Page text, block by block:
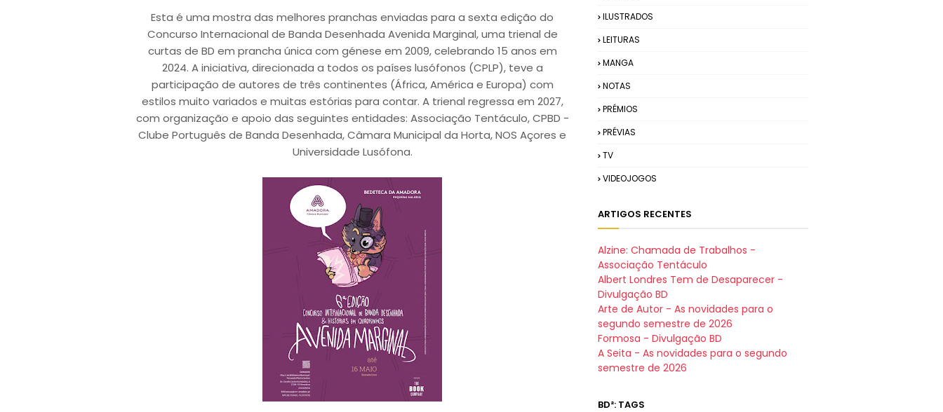
Esta é uma mostra das melhores pranchas enviadas para a sexta edição do
Concurso Internacional de Banda Desenhada Avenida Marginal, uma trienal de
curtas de BD em prancha única com génese em 2009, celebrando 15 anos em
2024. A iniciativa, direcionada a todos os países lusófonos (CPLP), teve a
participação de autores de três continentes (África, América e Europa) com
estilos muito variados e muitas estórias para contar. A trienal regressa em 2027,
com organização e apoio das seguintes entidades: Associação Tentáculo, CPBD -
Clube Português de Banda Desenhada, Câmara Municipal da Horta, NOS Açores e
Universidade Lusófona.
ILUSTRADOS
LEITURAS
MANGA
NOTAS
PRÉMIOS
PRÉVIAS
TV
VIDEOJOGOS
ARTIGOS RECENTES
Alzine: Chamada de Trabalhos -
Associação Tentáculo
Albert Londres Tem de Desaparecer -
Divulgação BD
Arte de Autor - As novidades para o
segundo semestre de 2026
Formosa - Divulgação BD
A Seita - As novidades para o segundo
semestre de 2026
BD²: TAGS